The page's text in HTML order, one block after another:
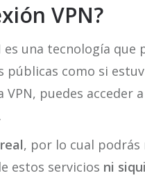
VPN?
es una tecnología que
como si
puedes acceder
, por lo cual podrás
estos servicios ni